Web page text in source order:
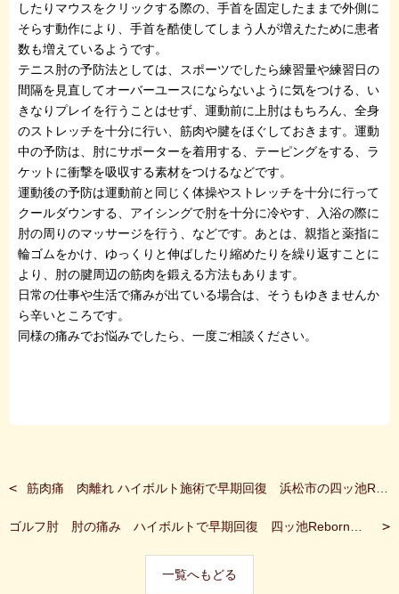
したりマウスをクリックする際の、手首を固定したままで外側に
そらす動作により、手首を酷使してしまう人が増えたために患者
数も増えているようです。
テニス肘の予防法としては、スポーツでしたら練習量や練習日の
間隔を見直してオーバーユースにならないように気をつける、い
きなりプレイを行うことはせず、運動前に上肘はもちろん、全身
のストレッチを十分に行い、筋肉や腱をほぐしておきます。運動
中の予防は、肘にサポーターを着用する、テーピングをする、ラ
ケットに衝撃を吸収する素材をつけるなどです。
運動後の予防は運動前と同じく体操やストレッチを十分に行って
クールダウンする、アイシングで肘を十分に冷やす、入浴の際に
肘の周りのマッサージを行う、などです。あとは、親指と薬指に
輪ゴムをかけ、ゆっくりと伸ばしたり縮めたりを繰り返すことに
より、肘の腱周辺の筋肉を鍛える方法もあります。
日常の仕事や生活で痛みが出ている場合は、そうもゆきませんか
ら辛いところです。
同様の痛みでお悩みでしたら、一度ご相談ください。
一覧へもどる